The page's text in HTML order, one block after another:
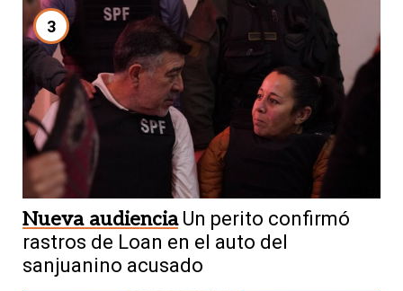
3
Nueva audiencia Un perito confirmó
rastros de Loan en el auto del
sanjuanino acusado